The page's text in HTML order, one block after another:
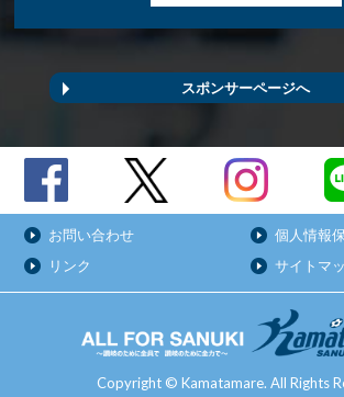
スポンサーページへ
お問い合わせ
個人情報
リンク
サイトマ
Copyright © Kamatamare. All Rights